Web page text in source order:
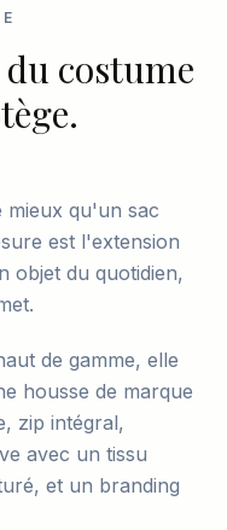
costume
mieux qu'un sac
est l'extension
objet du quotidien,
de gamme, elle
housse de marque
zip intégral,
avec un tissu
et un branding